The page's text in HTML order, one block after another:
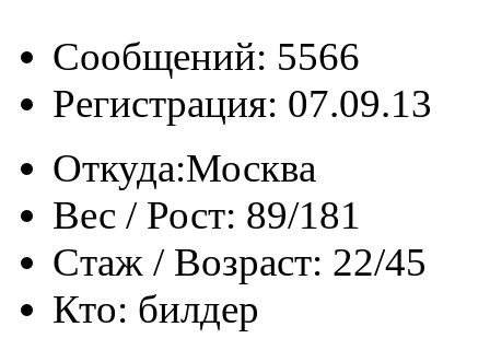
Сообщений: 5566
Регистрация: 07.09.13
Откуда:Москва
Вес / Рост: 89/181
Стаж / Возраст: 22/45
Кто: билдер